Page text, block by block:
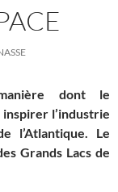
dont le
l’industrie
l’Atlantique. Le
Grands Lacs de